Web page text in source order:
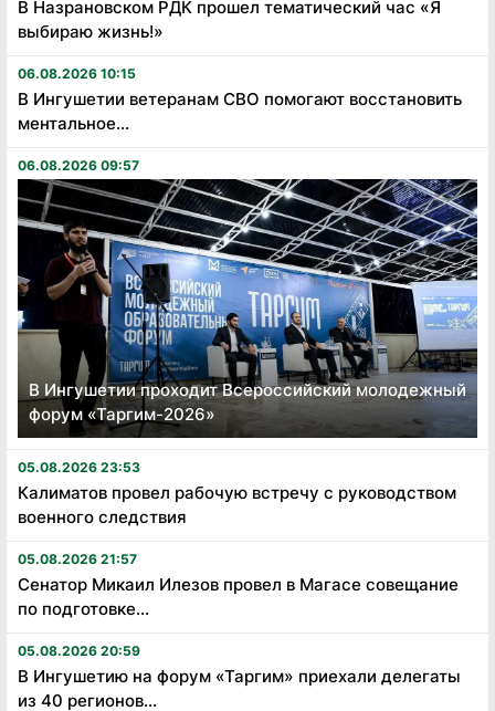
В Назрановском РДК прошел тематический час «Я
выбираю жизнь!»
06.08.2026 10:15
В Ингушетии ветеранам СВО помогают восстановить
ментальное...
06.08.2026 09:57
В Ингушетии проходит Всероссийский молодежный
форум «Таргим-2026»
05.08.2026 23:53
Калиматов провел рабочую встречу с руководством
военного следствия
05.08.2026 21:57
Сенатор Микаил Илезов провел в Магасе совещание
по подготовке...
05.08.2026 20:59
В Ингушетию на форум «Таргим» приехали делегаты
из 40 регионов...